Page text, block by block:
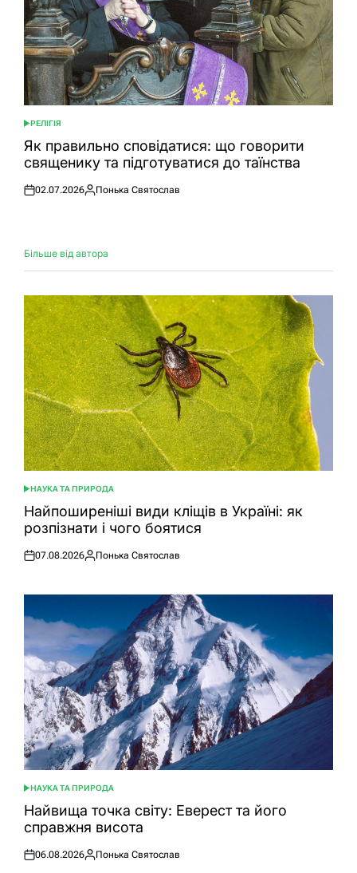
ОПУБЛІКУВАТИ
У
РЕЛІГІЯ
Як правильно сповідатися: що говорити
священику та підготуватися до таїнства
Оприлюднено
02.07.2026
Опубліковано
Понька Святослав
Більше від автора
ОПУБЛІКУВАТИ
У
НАУКА ТА ПРИРОДА
Найпоширеніші види кліщів в Україні: як
розпізнати і чого боятися
Оприлюднено
07.08.2026
Опубліковано
Понька Святослав
ОПУБЛІКУВАТИ
У
НАУКА ТА ПРИРОДА
Найвища точка світу: Еверест та його
справжня висота
Оприлюднено
06.08.2026
Опубліковано
Понька Святослав